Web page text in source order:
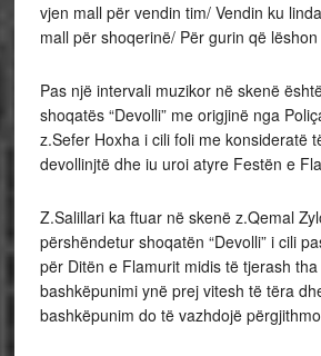
vjen mall për vendin tim/ Vendin ku
mall për shoqerinë/ Për gurin që lëshon
Pas një intervali muzikor në skenë
shoqatës “Devolli” me origjinë nga
z.Sefer Hoxha i cili foli me konsideratë
devollinjtë dhe iu uroi atyre Festën e
Z.Salillari ka ftuar në skenë z.Qemal
përshëndetur shoqatën “Devolli” i cili
për Ditën e Flamurit midis të tjerash
bashkëpunimi ynë prej vitesh të tëra
bashkëpunim do të vazhdojë